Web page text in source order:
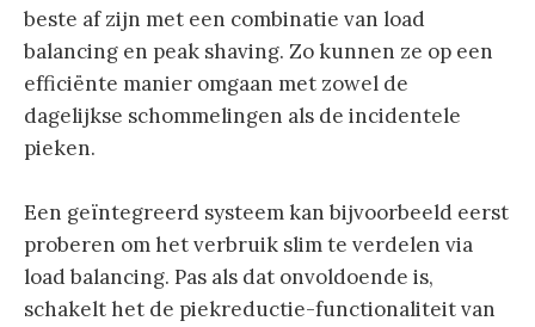
beste af zijn met een combinatie van load
balancing en peak shaving. Zo kunnen ze op een
efficiënte manier omgaan met zowel de
dagelijkse schommelingen als de incidentele
pieken.
Een geïntegreerd systeem kan bijvoorbeeld eerst
proberen om het verbruik slim te verdelen via
load balancing. Pas als dat onvoldoende is,
schakelt het de piekreductie-functionaliteit van